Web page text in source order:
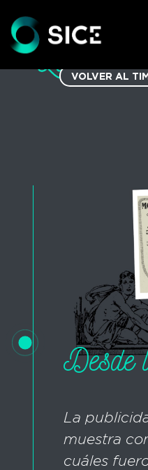
VOLVER AL
Desde
La
muestra
cuáles